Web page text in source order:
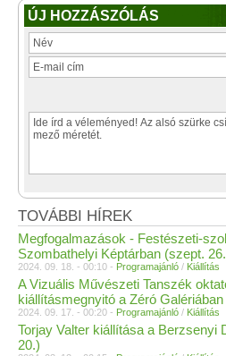
ÚJ HOZZÁSZÓLÁS
TOVÁBBI HÍREK
Megfogalmazások - Festészeti-
Szombathelyi Képtárban (szept.
2024. 09. 18. - 00:10 - Programajánló / Kiállítás
A Vizuális Művészeti Tanszék
kiállításmegnyitó a Zéró
2024. 09. 17. - 00:20 - Programajánló / Kiállítás
Torjay Valter kiállítása a Berzsenyi
20.)